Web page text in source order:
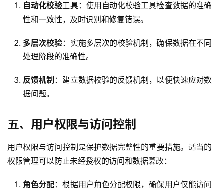
自动化校验工具：使用自动化校验工具检查数据的准确
性和一致性，及时识别和修复错误。
多层次校验：实施多层次的校验机制，确保数据在不同
处理阶段的准确性。
反馈机制 ：建立数据校验的反馈机制，以便快速应对数
据问题。
五、用户权限与访问控制
用户权限与访问控制是保护数据完整性的重要措施。适当的
权限管理可以防止未经授权的访问和数据篡改：
角色分配：根据用户角色分配权限，确保用户仅能访问